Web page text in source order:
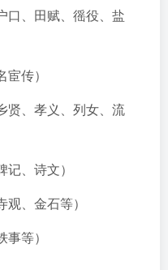
口、田赋、徭役、盐
传）
贤、孝义、列女、流
、诗文）
、金石等）
等）